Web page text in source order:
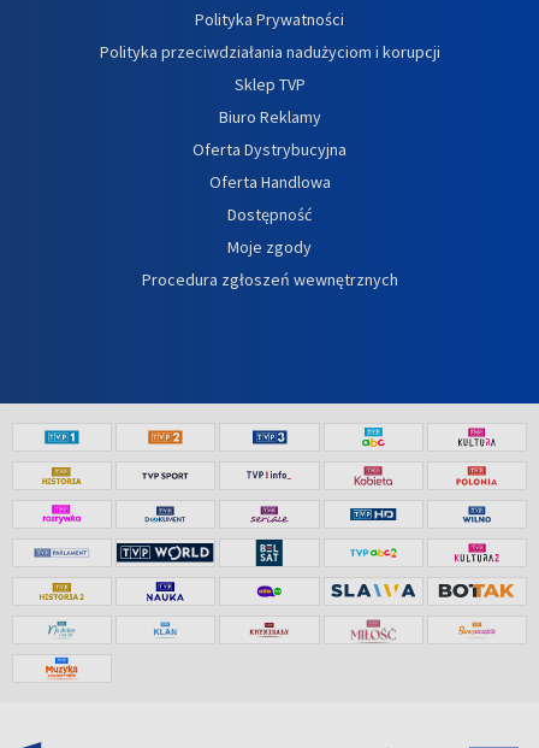
Polityka Prywatności
Polityka przeciwdziałania nadużyciom i korupcji
Sklep TVP
Biuro Reklamy
Oferta Dystrybucyjna
Oferta Handlowa
Dostępność
Moje zgody
Procedura zgłoszeń wewnętrznych